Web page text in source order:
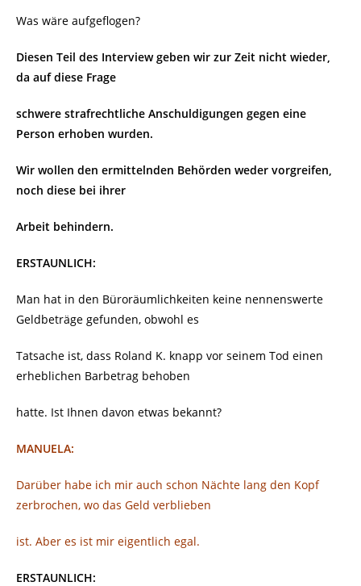
Was wäre aufgeflogen?
Diesen Teil des Interview geben wir zur Zeit nicht wieder,
da auf diese Frage
schwere strafrechtliche Anschuldigungen gegen eine
Person erhoben wurden.
Wir wollen den ermittelnden Behörden weder vorgreifen,
noch diese bei ihrer
Arbeit behindern.
ERSTAUNLICH:
Man hat in den Büroräumlichkeiten keine nennenswerte
Geldbeträge gefunden, obwohl es
Tatsache ist, dass Roland K. knapp vor seinem Tod einen
erheblichen Barbetrag behoben
hatte. Ist Ihnen davon etwas bekannt?
MANUELA:
Darüber habe ich mir auch schon Nächte lang den Kopf
zerbrochen, wo das Geld verblieben
ist. Aber es ist mir eigentlich egal.
ERSTAUNLICH: